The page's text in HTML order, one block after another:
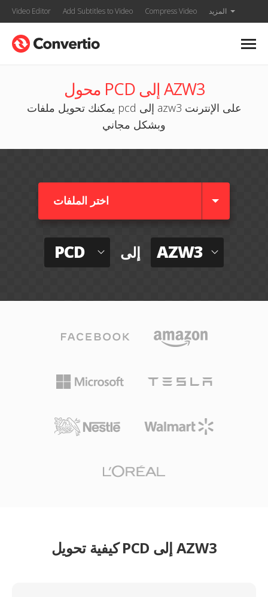
Video Editor Add Subtitles to Video Compress Video المزيد
محول PCD إلى AZW3
يمكنك تحويل ملفات pcd إلى azw3 على الإنترنت
وبشكل مجاني
اختر الملفات
PCD إلى AZW3
كيفية تحويل PCD إلى AZW3